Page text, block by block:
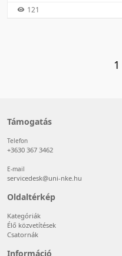
121
1
Támogatás
Telefon
+3630 367 3462
E-mail
servicedesk@uni-nke.hu
Oldaltérkép
Kategóriák
Élő közvetítések
Csatornák
Információ